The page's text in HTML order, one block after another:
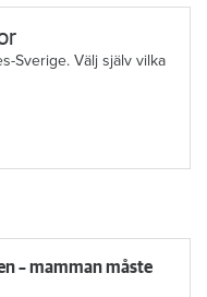
Sverige. Välj själv vilka
– mamman måste